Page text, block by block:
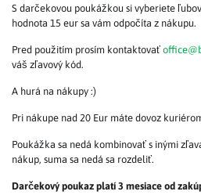
S darčekovou poukážkou si vyberiete
hodnota 15 eur sa vám odpočíta z nákupu.
Pred použitím prosím kontaktovať
váš zľavový kód.
A hurá na nákupy :)
Pri nákupe nad 20 Eur máte dovoz
Poukážka sa nedá kombinovať s inými
nákup, suma sa nedá sa rozdeliť.
Darčekový poukaz platí 3 mesiace od